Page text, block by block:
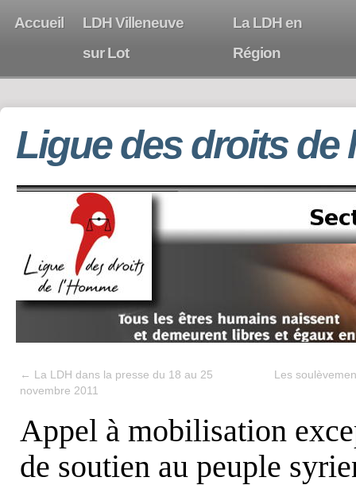
Accueil
LDH Villeneuve
sur Lot
La LDH en
Région
Ligue des droits de
← La LDH dans la presse du 18 au 25
novembre 2011
Les
Appel à mobilisation
de soutien au peuple